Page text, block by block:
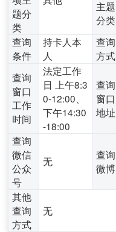
题分
类
主题
分类
查询
条件
持卡人本
人
查询
方式
查询
窗口
工作
时间
法定工作
日 上午8:3
0-12:00、
下午14:30
-18:00
查询
窗口
地址
查询
微信
公众
号
无
查询
微博
其他
查询
方式
无